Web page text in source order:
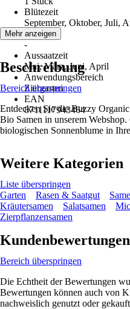
Blütezeit
September, Oktober, Juli,
Erntezeit
-
Aussaatzeit
Mai, März, Juni, April
Anwendungsbereich
Ziergarten
EAN
8711117943464
Mehr anzeigen
Beschreibung
Bereich überspringen
Entdecken Sie die Buzzy
Bio Samen in unserem
biologischen Sonnenblume in
Weitere Kategorien
Liste überspringen
Garten
Rasen & Saatgut
Kräutersamen
Salatsamen
Zierpflanzensamen
Kundenbewertungen
Bereich überspringen
Die Echtheit der Bewertungen
Bewertungen können auch von
nachweislich genutzt oder